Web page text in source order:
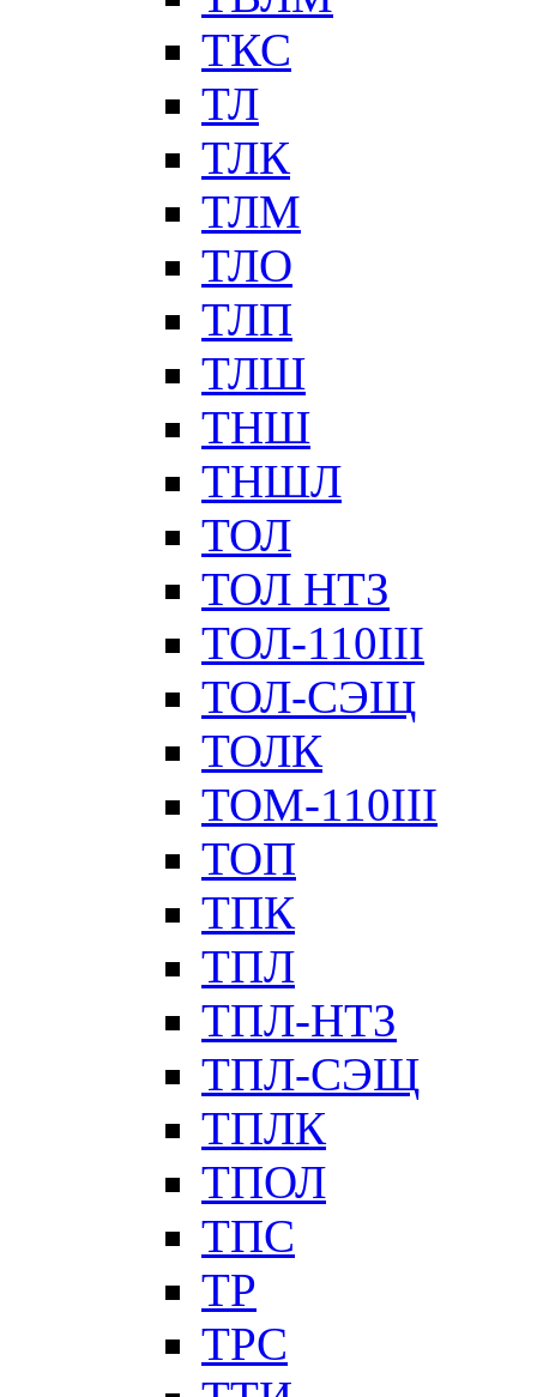
ТКС
ТЛ
ТЛК
ТЛМ
ТЛО
ТЛП
ТЛШ
ТНШ
ТНШЛ
ТОЛ
ТОЛ НТЗ
ТОЛ-110III
ТОЛ-СЭЩ
ТОЛК
ТОМ-110III
ТОП
ТПК
ТПЛ
ТПЛ-НТЗ
ТПЛ-СЭЩ
ТПЛК
ТПОЛ
ТПС
ТР
ТРС